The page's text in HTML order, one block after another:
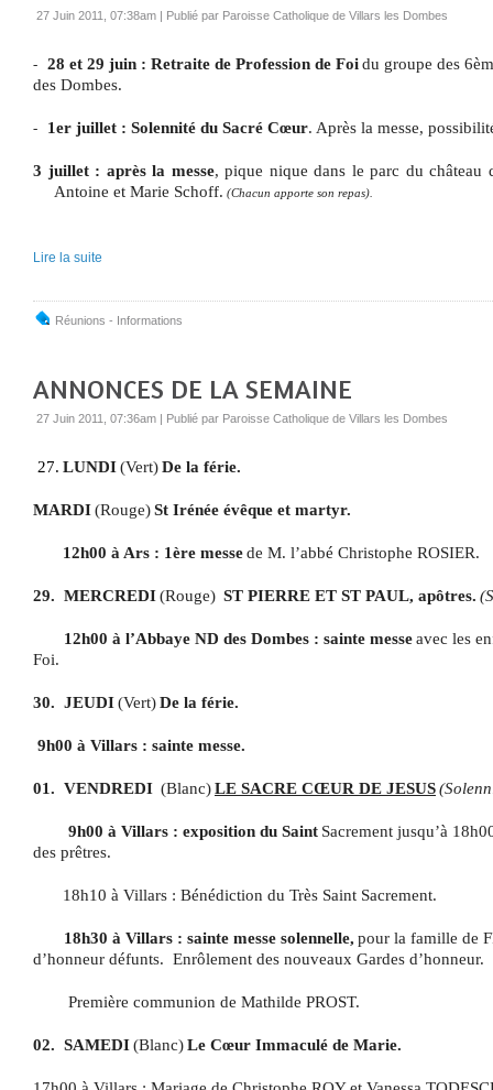
27 Juin 2011, 07:38am | Publié par Paroisse Catholique de Villars les Dombes
- 28 et 29 juin : Retraite de Profession de Foidu groupe des
des Dombes.
- 1er juillet : Solennité du Sacré Cœur. Après la messe,
3 juillet : après la messe, pique nique dans le parc du château
Antoine et Marie Schoff. (Chacun apporte son repas).
Lire la suite
Réunions - Informations
ANNONCES DE LA SEMAINE
27 Juin 2011, 07:36am | Publié par Paroisse Catholique de Villars les Dombes
27. LUNDI(Vert)De la férie.
MARDI(Rouge)St Irénée évêque et martyr.
12h00 à Ars : 1ère messede M. l’abbé Christophe ROSIER.
29. MERCREDI(Rouge) ST PIERRE ET ST PAUL, apôtres.
12h00 à l’Abbaye ND des Dombes : sainte messeavec les
Foi.
30. JEUDI(Vert)De la férie.
9h00 à Villars : sainte messe.
01. VENDREDI (Blanc)LE SACRE CŒUR DE JESUS
9h00 à Villars : exposition du Saint Sacrement jusqu’à
des prêtres.
18h10 à Villars : Bénédiction du Très Saint Sacrement.
18h30 à Villars : sainte messe solennelle, pour la famille de
d’honneur défunts. Enrôlement des nouveaux Gardes d’honneur.
Première communion de Mathilde PROST.
02. SAMEDI(Blanc)Le Cœur Immaculé de Marie.